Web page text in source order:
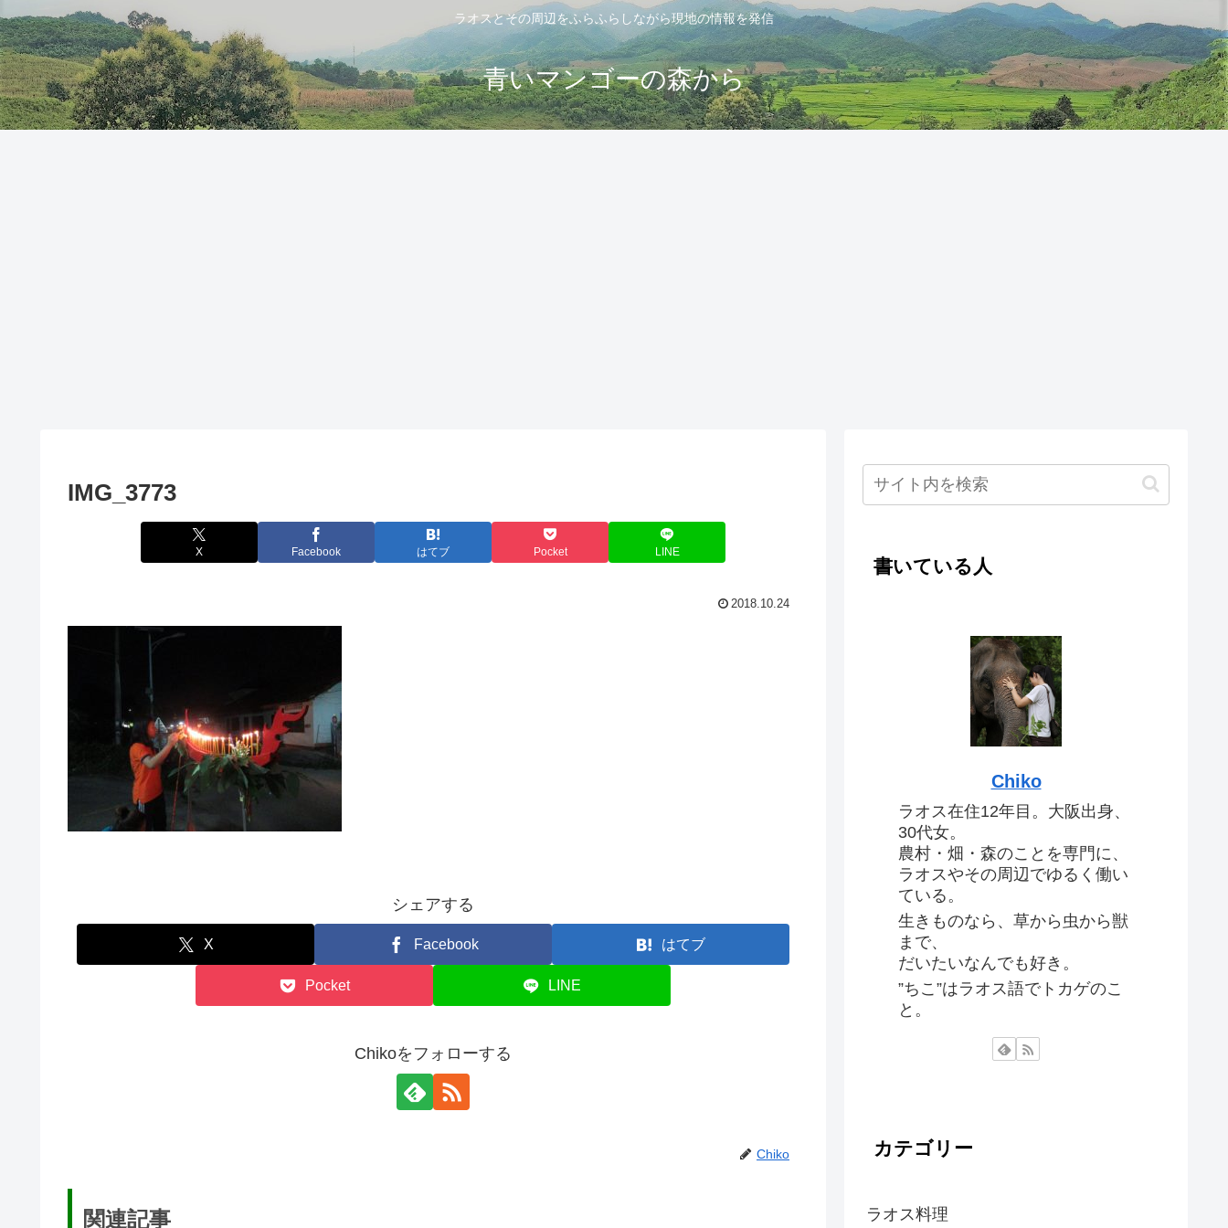
ラオスとその周辺をふらふらしながら現地の情報を発信
青いマンゴーの森から
IMG_3773
X Facebook はてブ Pocket LINE
2018.10.24
シェアする
X Facebook はてブ
Pocket LINE
Chikoをフォローする
Chiko
関連記事
書いている人
Chiko
ラオス在住12年目。大阪出身、
30代女。
農村・畑・森のことを専門に、
ラオスやその周辺でゆるく働い
ている。
生きものなら、草から虫から獣
まで、
だいたいなんでも好き。
”ちこ”はラオス語でトカゲのこ
と。
カテゴリー
ラオス料理